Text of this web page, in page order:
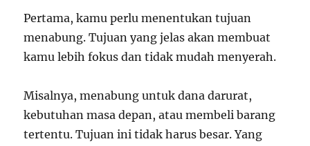
Pertama, kamu perlu menentukan tujuan
menabung. Tujuan yang jelas akan membuat
kamu lebih fokus dan tidak mudah menyerah.
Misalnya, menabung untuk dana darurat,
kebutuhan masa depan, atau membeli barang
tertentu. Tujuan ini tidak harus besar. Yang